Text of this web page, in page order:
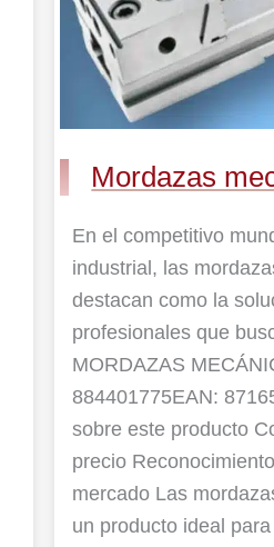
Mordazas
En el competitivo
industrial, las
destacan como la
profesionales que
MORDAZAS
884401775EAN:
sobre este producto
precio
mercado Las
un producto ideal